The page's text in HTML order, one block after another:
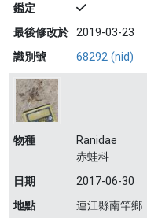
鑑定
最後修改於 2019-03-23
識別號
68292 (nid)
物種
Ranidae
赤蛙科
日期
2017-06-30
地點
連江縣南竿鄉